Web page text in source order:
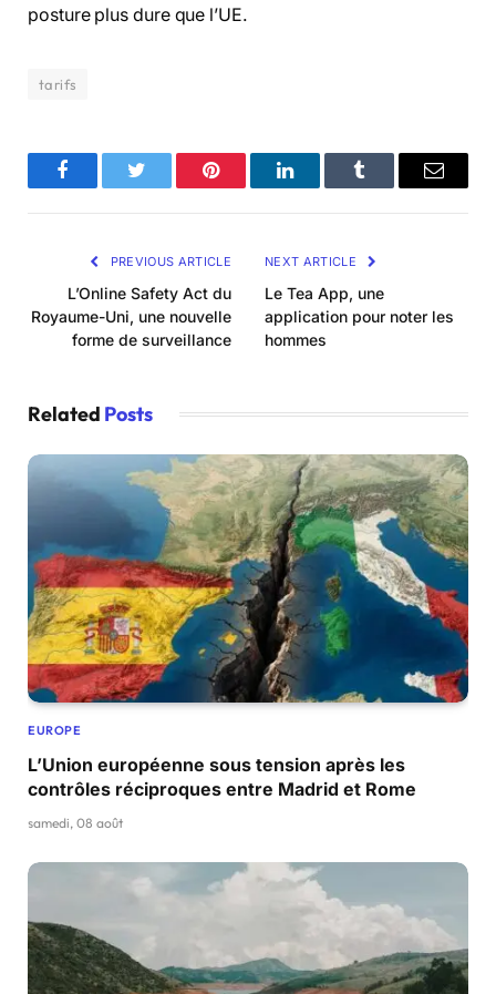
posture plus dure que l’UE.
tarifs
FacebookTwitter Pinterest LinkedInTumblr Email
PREVIOUS ARTICLE
L’Online Safety Act du
Royaume-Uni, une nouvelle
forme de surveillance
NEXT ARTICLE
Le Tea App, une
application pour noter les
hommes
Related Posts
EUROPE
L’Union européenne sous tension après les
contrôles réciproques entre Madrid et Rome
samedi, 08 août